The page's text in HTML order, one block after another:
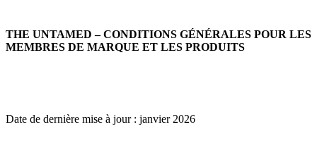
THE UNTAMED – CONDITIONS GÉNÉRALES POUR LES
MEMBRES DE MARQUE ET LES PRODUITS
Date de dernière mise à jour : janvier 2026